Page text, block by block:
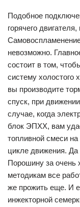
Подобное
горячего
невозможно.
состоит в том,
систему холостого
вы производите
спуск, при
случае, когда
блок ЭПХХ, вам
топливной смеси на
цикле движения.
Порошину за очень
методикам все
же прожить еще. И
инжекторной